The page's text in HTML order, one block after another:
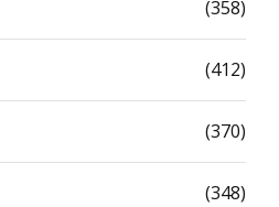
(358)
(412)
(370)
(348)